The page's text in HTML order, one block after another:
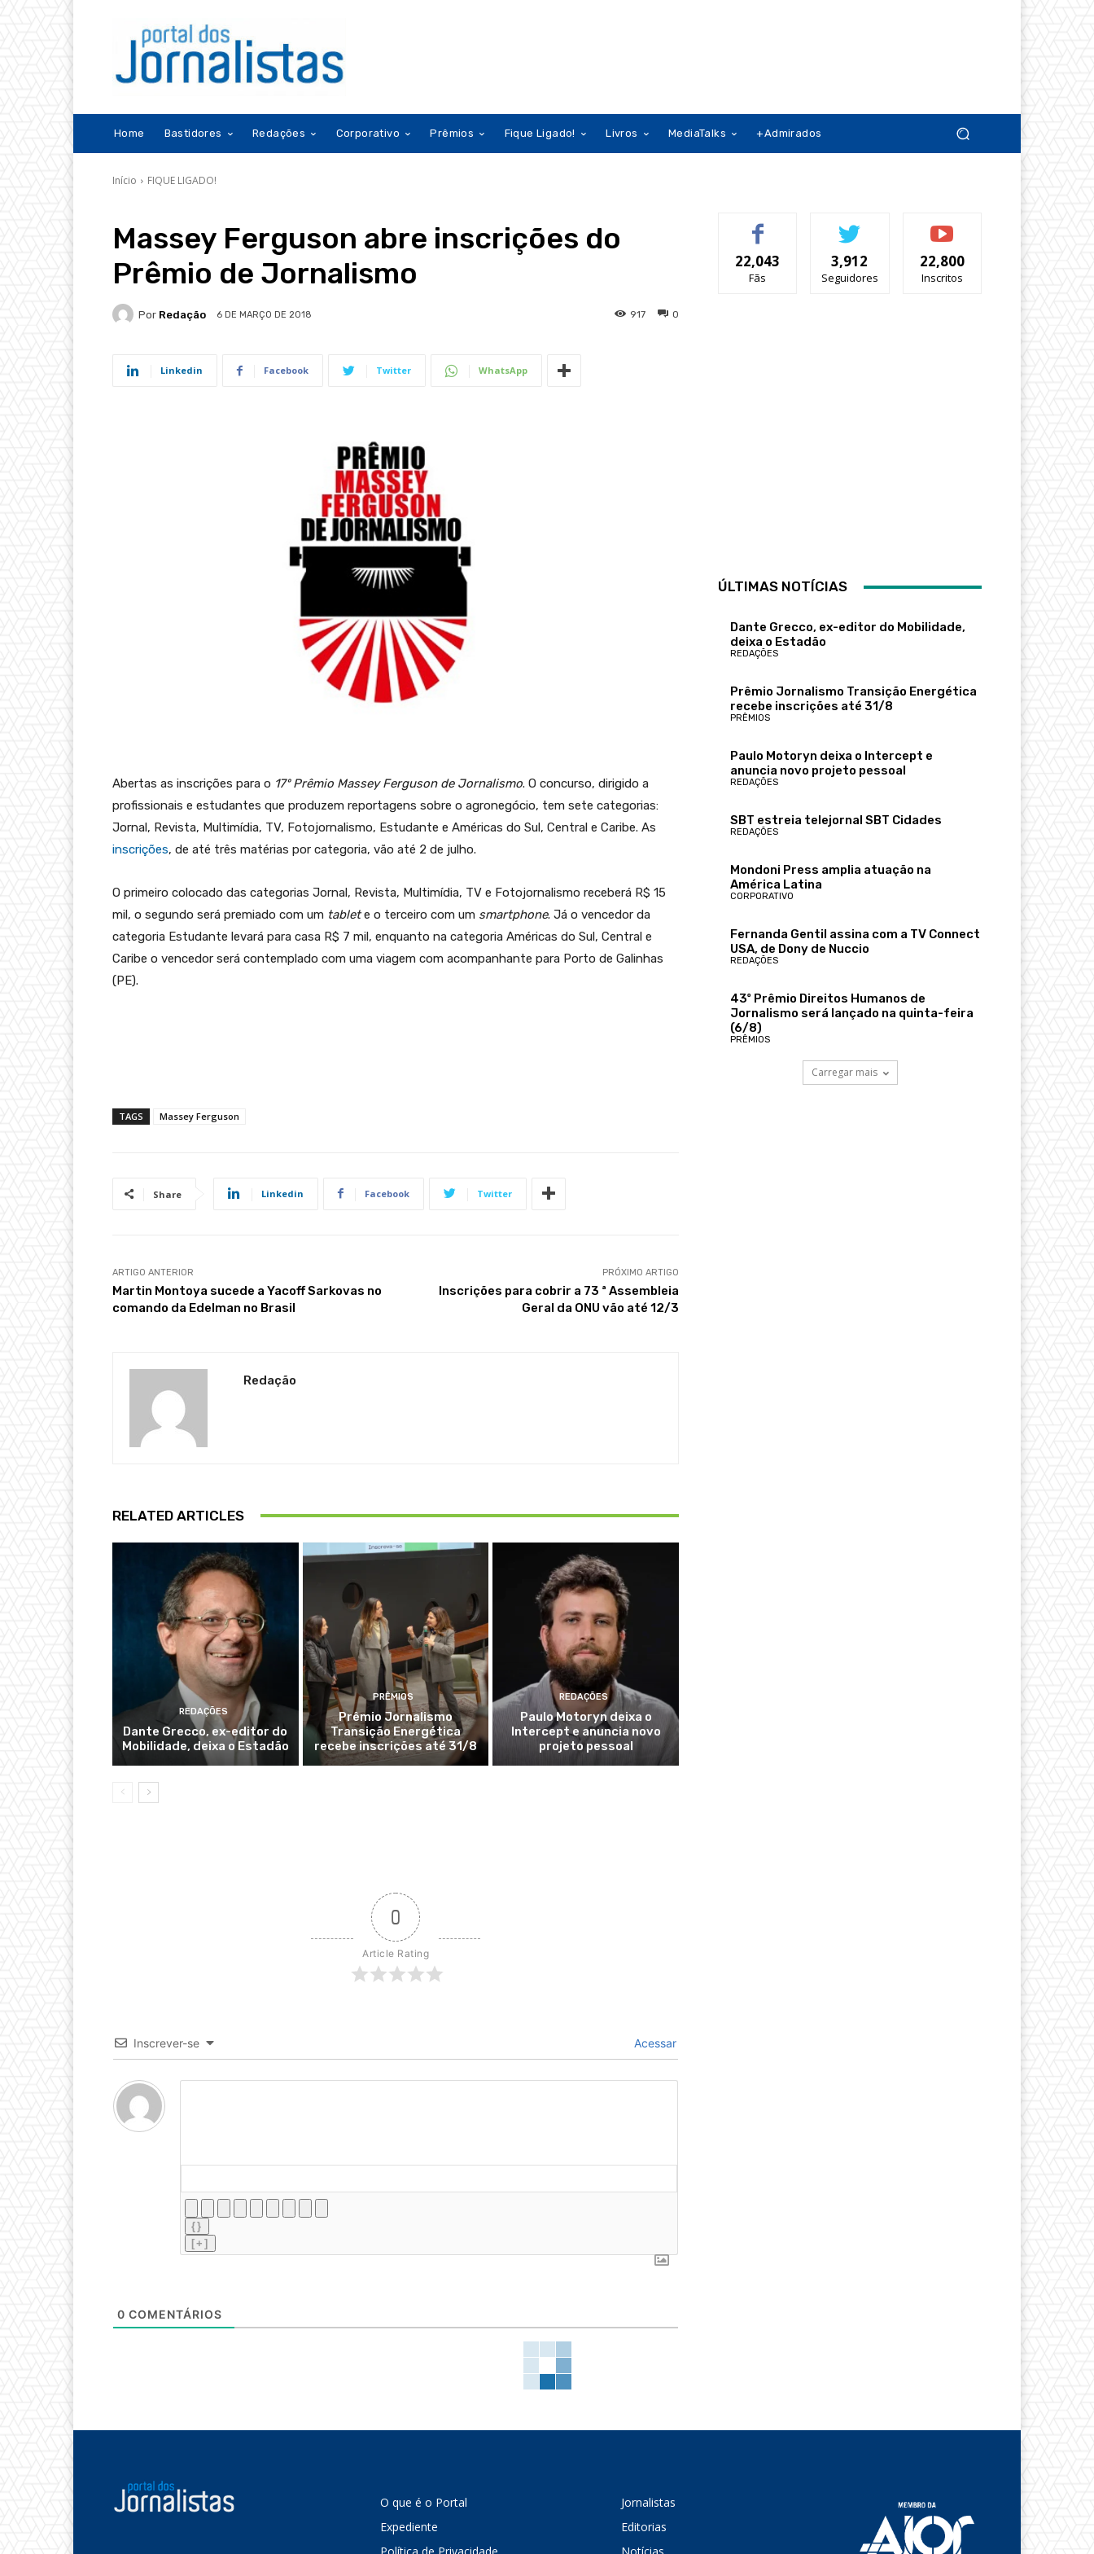
Home Bastidores Redações Corporativo Prêmios Fique Ligado! Livros MediaTalks +Admirados
Início FIQUE LIGADO!
Massey Ferguson abre inscrições do
Prêmio de Jornalismo
Por Redação 6 DE MARÇO DE 2018 0
917
Linkedin Facebook Twitter WhatsApp
Abertas as inscrições para o 17º Prêmio Massey Ferguson de Jornalismo. O concurso, dirigido a
profissionais e estudantes que produzem reportagens sobre o agronegócio, tem sete categorias:
Jornal, Revista, Multimídia, TV, Fotojornalismo, Estudante e Américas do Sul, Central e Caribe. As
inscrições, de até três matérias por categoria, vão até 2 de julho.
O primeiro colocado das categorias Jornal, Revista, Multimídia, TV e Fotojornalismo receberá R$ 15
mil, o segundo será premiado com um tablete o terceiro com um smartphone. Já o vencedor da
categoria Estudante levará para casa R$ 7 mil, enquanto na categoria Américas do Sul, Central e
Caribe o vencedor será contemplado com uma viagem com acompanhante para Porto de Galinhas
(PE).
TAGS Massey Ferguson
Share Linkedin Facebook Twitter
ARTIGO ANTERIOR
Martin Montoya sucede a Yacoff Sarkovas no
comando da Edelman no Brasil
PRÓXIMO ARTIGO
Inscrições para cobrir a 73 ª Assembleia
Geral da ONU vão até 12/3
Redação
RELATED ARTICLES
REDAÇÕES
Dante Grecco, ex-editor do
Mobilidade, deixa o Estadão
PRÊMIOS
Prêmio Jornalismo
Transição Energética
recebe inscrições até 31/8
REDAÇÕES
Paulo Motoryn deixa o
Intercept e anuncia novo
projeto pessoal
0
Article Rating
Inscrever-se Acessar
{}
[+]
0 COMENTÁRIOS
22,043
Fãs
3,912
Seguidores
22,800
Inscritos
ÚLTIMAS NOTÍCIAS
Dante Grecco, ex-editor do Mobilidade,
deixa o Estadão
REDAÇÕES
Prêmio Jornalismo Transição Energética
recebe inscrições até 31/8
PRÊMIOS
Paulo Motoryn deixa o Intercept e
anuncia novo projeto pessoal
REDAÇÕES
SBT estreia telejornal SBT Cidades
REDAÇÕES
Mondoni Press amplia atuação na
América Latina
CORPORATIVO
Fernanda Gentil assina com a TV Connect
USA, de Dony de Nuccio
REDAÇÕES
43º Prêmio Direitos Humanos de
Jornalismo será lançado na quinta-feira
(6/8)
PRÊMIOS
Carregar mais
O que é o Portal
Expediente
Jornalistas
Editorias